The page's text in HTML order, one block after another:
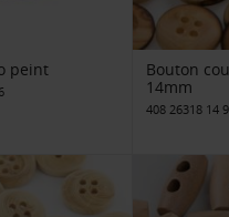
peint
Bouton
14mm
408 26318 14